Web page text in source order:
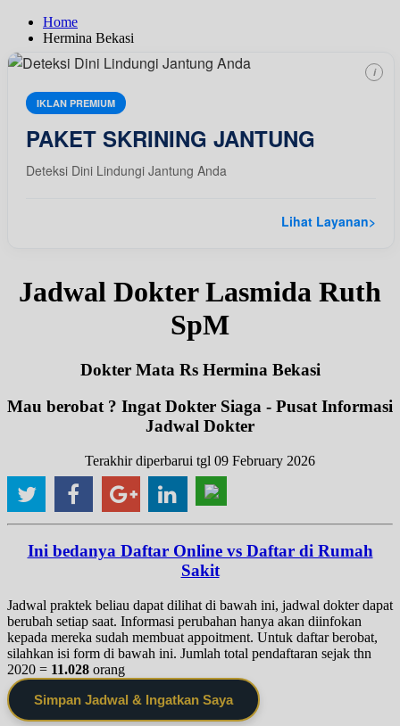
Home
Hermina Bekasi
IKLAN PREMIUM
PAKET SKRINING JANTUNG
Deteksi Dini Lindungi Jantung Anda
Lihat Layanan>
i
Jadwal Dokter Lasmida Ruth
SpM
Dokter Mata Rs Hermina Bekasi
Mau berobat ? Ingat Dokter Siaga - Pusat Informasi
Jadwal Dokter
Terakhir diperbarui tgl 09 February 2026
Ini bedanya Daftar Online vs Daftar di Rumah
Sakit
Jadwal praktek beliau dapat dilihat di bawah ini, jadwal dokter dapat
berubah setiap saat. Informasi perubahan hanya akan diinfokan
kepada mereka sudah membuat appoitment. Untuk daftar berobat,
silahkan isi form di bawah ini. Jumlah total pendaftaran sejak thn
2020 = 11.028 orang
Simpan Jadwal & Ingatkan Saya